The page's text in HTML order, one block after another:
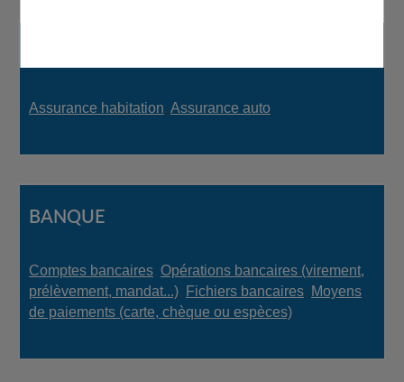
Assurance habitation, Assurance auto
BANQUE
Comptes bancaires, Opérations bancaires (virement,
prélèvement, mandat...), Fichiers bancaires, Moyens
de paiements (carte, chèque ou espèces)